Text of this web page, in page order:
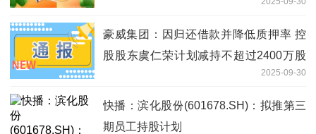
豪威集团：因归还借款并降低质押率 控
股股东虞仁荣计划减持不超过2400万股
2025-09-30
快播：滨化股份(601678.SH)：拟推第三
期员工持股计划